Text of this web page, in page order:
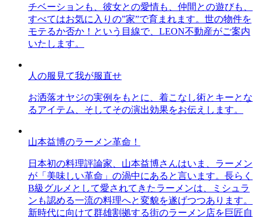
チベーションも、彼女との愛情も、仲間との遊びも、
すべてはお気に入りの”家”で育まれます。世の物件を
モテるか否か！という目線で、LEON不動産がご案内
いたします。
人の服見て我が服直せ
お洒落オヤジの実例をもとに、着こなし術とキーとな
るアイテム、そしてその演出効果をお伝えします。
山本益博のラーメン革命！
日本初の料理評論家、山本益博さんはいま、ラーメン
が「美味しい革命」の渦中にあると言います。長らく
B級グルメとして愛されてきたラーメンは、ミシュラ
ンも認める一流の料理へと変貌を遂げつつあります。
新時代に向けて群雄割拠する街のラーメン店を巨匠自